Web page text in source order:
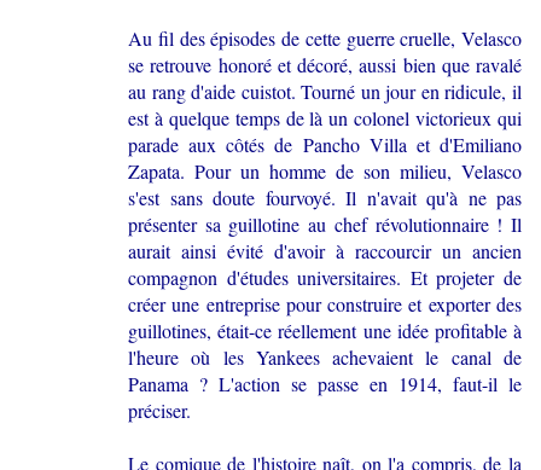
Au fil des épisodes de cette guerre cruelle, Velasco
se retrouve honoré et décoré, aussi bien que ravalé
au rang d'aide cuistot. Tourné un jour en ridicule, il
est à quelque temps de là un colonel victorieux qui
parade aux côtés de Pancho Villa et d'Emiliano
Zapata. Pour un homme de son milieu, Velasco
s'est sans doute fourvoyé. Il n'avait qu'à ne pas
présenter sa guillotine au chef révolutionnaire ! Il
aurait ainsi évité d'avoir à raccourcir un ancien
compagnon d'études universitaires. Et projeter de
créer une entreprise pour construire et exporter des
guillotines, était-ce réellement une idée profitable à
l'heure où les Yankees achevaient le canal de
Panama ? L'action se passe en 1914, faut-il le
préciser.
Le comique de l'histoire naît, on l'a compris, de la